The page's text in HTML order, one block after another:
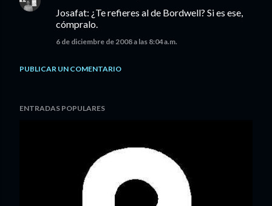
Josafat: ¿Te refieres al de Bordwell? Si es ese,
cómpralo.
6 de diciembre de 2008 a las 8:04 a.m.
PUBLICAR UN COMENTARIO
ENTRADAS POPULARES